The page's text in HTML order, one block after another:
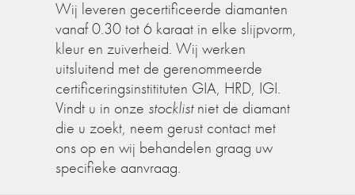
Wij leveren gecertificeerde diamanten
vanaf 0.30 tot 6 karaat in elke slijpvorm,
kleur en zuiverheid. Wij werken
uitsluitend met de gerenommeerde
certificeringsinstitituten GIA, HRD, IGI.
Vindt u in onze stocklistniet de diamant
die u zoekt, neem gerust contact met
ons op en wij behandelen graag uw
specifieke aanvraag.